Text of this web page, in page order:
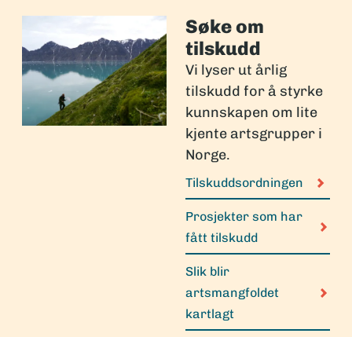
Søke om
tilskudd
Vi lyser ut årlig
tilskudd for å styrke
kunnskapen om lite
kjente artsgrupper i
Norge.
Tilskuddsordningen
Prosjekter som har
fått tilskudd
Slik blir
artsmangfoldet
kartlagt